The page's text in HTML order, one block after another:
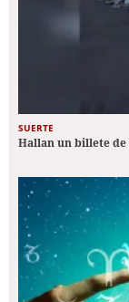
SUERTE
Hallan un billete